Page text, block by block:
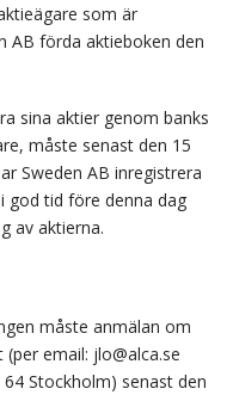
som är
AB förda aktieboken den
sina aktier genom banks
måste senast den 15
Sweden AB inregistrera
god tid före denna dag
av aktierna.
måste anmälan om
email: jlo@alca.se
Stockholm) senast den